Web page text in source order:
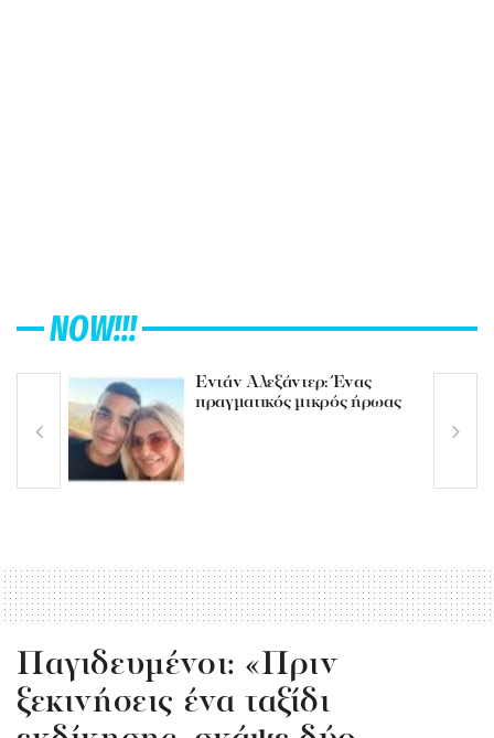
NOW!!!
Εντάν Αλεξάντερ: Ένας
πραγματικός μικρός ήρωας
Παγιδευμένοι: «Πριν
ξεκινήσεις ένα ταξίδι